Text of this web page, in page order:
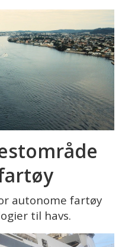
autonome fartøy
til havs.